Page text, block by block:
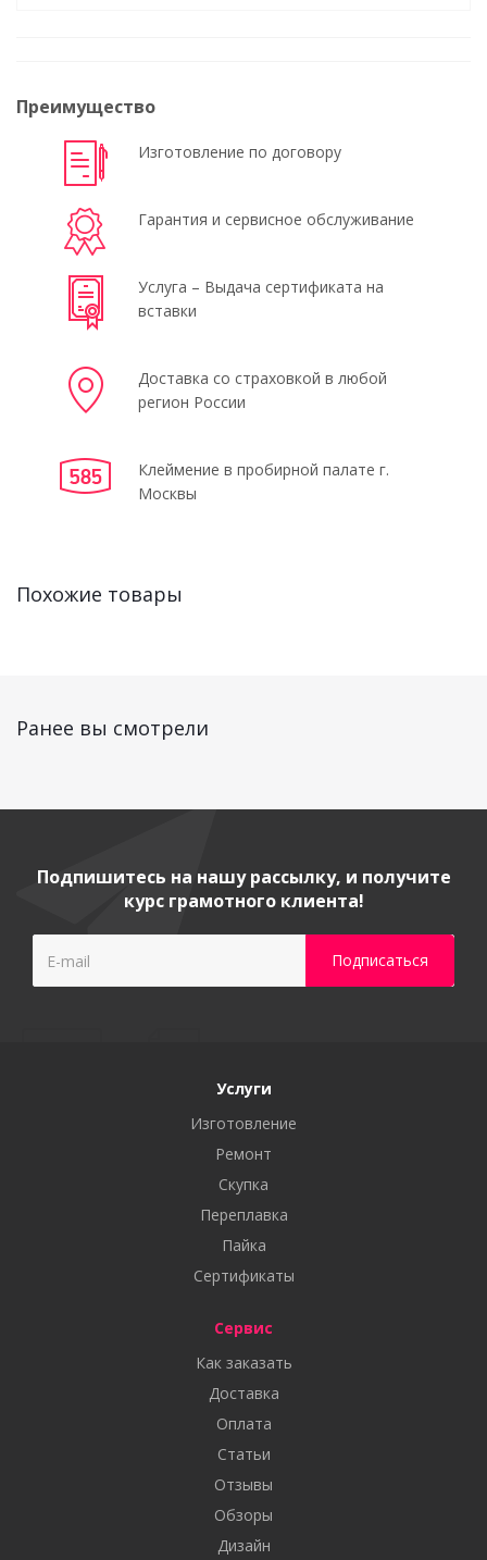
Преимущество
Изготовление по договору
Гарантия и сервисное обслуживание
Услуга – Выдача сертификата на
вставки
Доставка со страховкой в любой
регион России
Клеймение в пробирной палате г.
Москвы
Похожие товары
Ранее вы смотрели
Подпишитесь на нашу рассылку, и получите
курс грамотного клиента!
Услуги
Изготовление
Ремонт
Скупка
Переплавка
Пайка
Сертификаты
Сервис
Как заказать
Доставка
Оплата
Статьи
Отзывы
Обзоры
Дизайн